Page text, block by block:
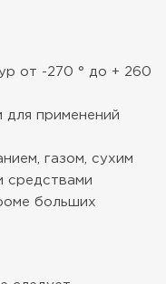
от -270 ° до + 260
для применений
газом, сухим
средствами
больших